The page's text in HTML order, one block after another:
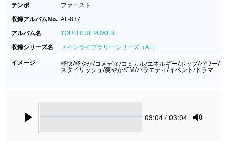
テンポ
ファースト
収録アルバムNo. AL-837
アルバム名
YOUTHFUL POWER
収録シリーズ名
メインライブラリーシリーズ（AL）
イメージ
軽快/軽やか/コメディ/コミカル/エネルギー/ポップ/パワー/
スタイリッシュ/爽やか/CM/バラエティ/イベント/ドラマ
Current
03:04 / 03:04